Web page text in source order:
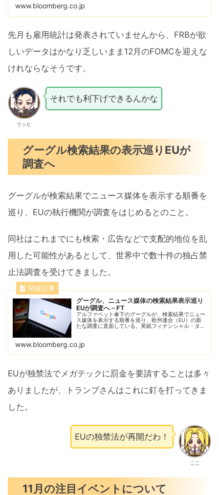
www.bloomberg.co.jp
先月も雇用統計は発表されていませんから、FRBが欲
しいデータはかなり乏しいまま12月のFOMCを迎えな
けれならなそうです。
リッヒ
それでも利下げできるんかな
グーグル検索結果の表示巡りEUが
調査へ
グーグルが検索結果でニュース媒体を表示する順番を
巡り、EUの執行機関が調査をはじめるとのこと。
同社はこれまでにも検索・広告などで支配的地位を乱
用した可能性があるとして、世界中で数十件の独占禁
止法調査を受けてきました。
グーグル、ニュース媒体の検索結果表示巡り
EUが調査へ－FT
アルファベット傘下のグーグルが、検索結果でニュー
ス媒体を表示する順番を巡り、欧州連合（EU）の新
たな調査に直面している。英紙フィナンシャル・タイ
www.bloomberg.co.jp
EUが独禁法でメガテックに罰金を要請することは多々
ありましたが、トランプさんはこれに釘を打ってきま
した。
ここ
EUの独禁法が再開だわ！
11月の注目イベントについて